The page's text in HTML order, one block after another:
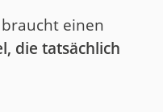
einen
die tatsächlich